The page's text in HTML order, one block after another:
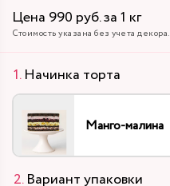
Цена 990 руб. за 1 кг
Стоимость указана без учета декора.
Начинка торта
Манго-малина
Вариант упаковки